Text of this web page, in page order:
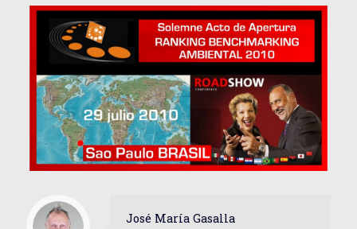
José María Gasalla